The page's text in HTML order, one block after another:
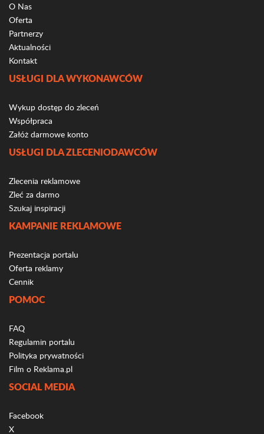
O Nas
Oferta
Partnerzy
Aktualności
Kontakt
USŁUGI DLA WYKONAWCÓW
Wykup dostęp do zleceń
Współpraca
Załóż darmowe konto
USŁUGI DLA ZLECENIODAWCÓW
Zlecenia reklamowe
Zleć za darmo
Szukaj inspiracji
KAMPANIE REKLAMOWE
Prezentacja portalu
Oferta reklamy
Cennik
POMOC
FAQ
Regulamin portalu
Polityka prywatności
Film o Reklama.pl
SOCIAL MEDIA
Facebook
X